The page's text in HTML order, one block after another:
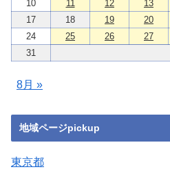
10
11 12 13
17
18 19 20
24
25 26 27
31
8月 »
地域ページpickup
東京都